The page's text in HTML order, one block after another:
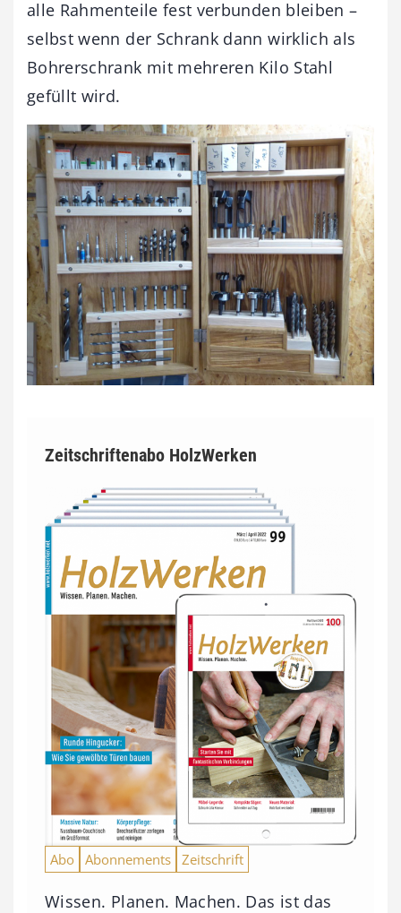
alle Rahmenteile fest verbunden bleiben –
selbst wenn der Schrank dann wirklich als
Bohrerschrank mit mehreren Kilo Stahl
gefüllt wird.
Zeitschriftenabo HolzWerken
Abo Abonnements Zeitschrift
Wissen. Planen. Machen. Das ist das